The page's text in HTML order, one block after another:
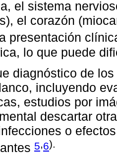
el sistema
el corazón
presentación
lo que puede
diagnóstico de
incluyendo
estudios por
descartar
o
5,6).